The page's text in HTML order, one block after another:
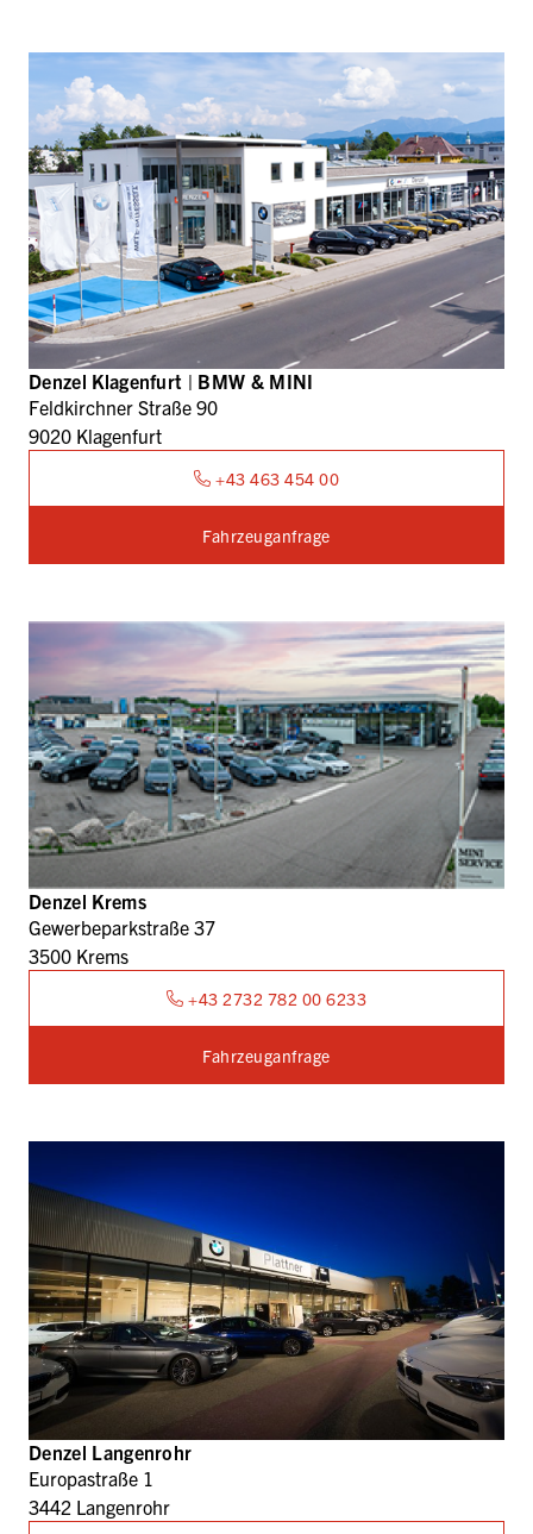
Denzel Klagenfurt | BMW & MINI
Feldkirchner Straße 90
9020 Klagenfurt
+43 463 454 00
Fahrzeuganfrage
Denzel Krems
Gewerbeparkstraße 37
3500 Krems
+43 2732 782 00 6233
Fahrzeuganfrage
Denzel Langenrohr
Europastraße 1
3442 Langenrohr